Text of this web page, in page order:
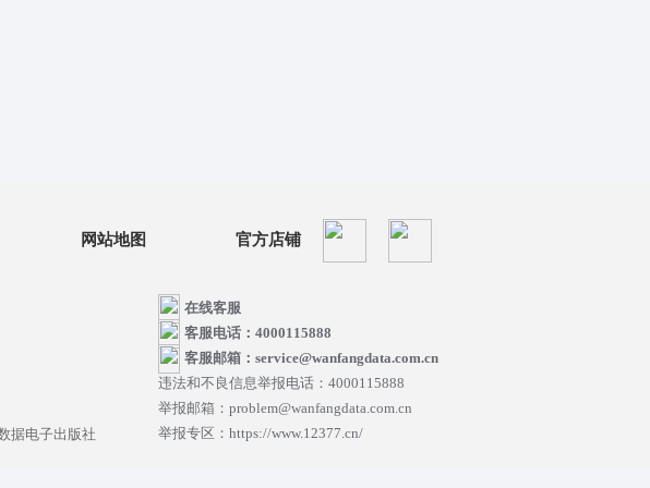
网站地图 官方店铺
据电子出版社
在线客服
客服电话：4000115888
客服邮箱：service@wanfangdata.com.cn
违法和不良信息举报电话：4000115888
举报邮箱：problem@wanfangdata.com.cn
举报专区：https://www.12377.cn/